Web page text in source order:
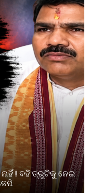
! ବହି ତ୍ରୁଟିକୁ ନେଇ